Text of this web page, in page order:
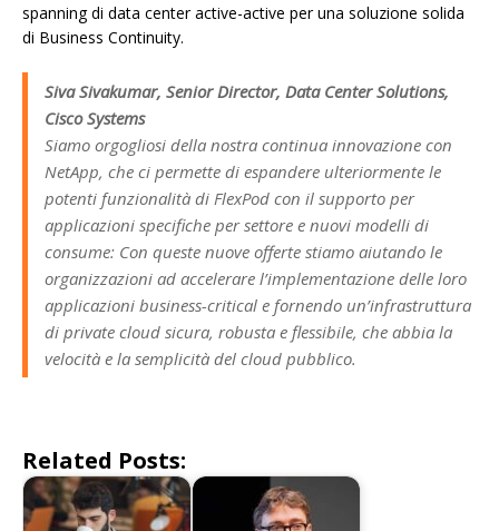
spanning di data center active-active per una soluzione solida
di Business Continuity.
Siva Sivakumar, Senior Director, Data Center Solutions,
Cisco Systems
Siamo orgogliosi della nostra continua innovazione con
NetApp, che ci permette di espandere ulteriormente le
potenti funzionalità di FlexPod con il supporto per
applicazioni specifiche per settore e nuovi modelli di
consume: Con queste nuove offerte stiamo aiutando le
organizzazioni ad accelerare l’implementazione delle loro
applicazioni business-critical e fornendo un’infrastruttura
di private cloud sicura, robusta e flessibile, che abbia la
velocità e la semplicità del cloud pubblico.
Related Posts: